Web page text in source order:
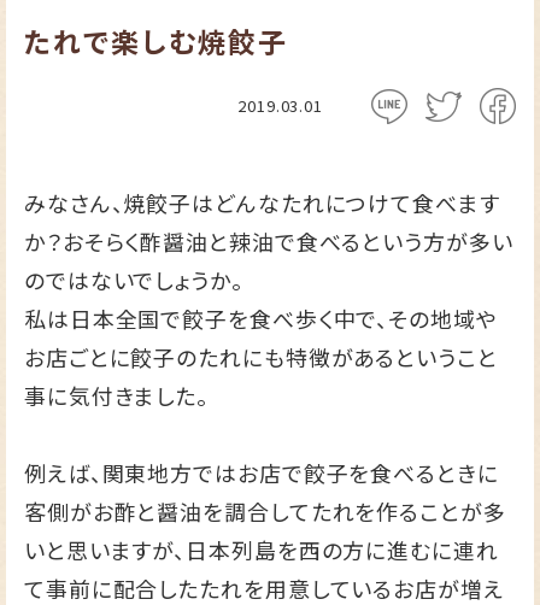
たれで楽しむ焼餃子
2019.03.01
みなさん、焼餃子はどんなたれにつけて食べます
か？おそらく酢醤油と辣油で食べるという方が多い
のではないでしょうか。
私は日本全国で餃子を食べ歩く中で、その地域や
お店ごとに餃子のたれにも特徴があるということ
事に気付きました。
例えば、関東地方ではお店で餃子を食べるときに
客側がお酢と醤油を調合してたれを作ることが多
いと思いますが、日本列島を西の方に進むに連れ
て事前に配合したたれを用意しているお店が増え